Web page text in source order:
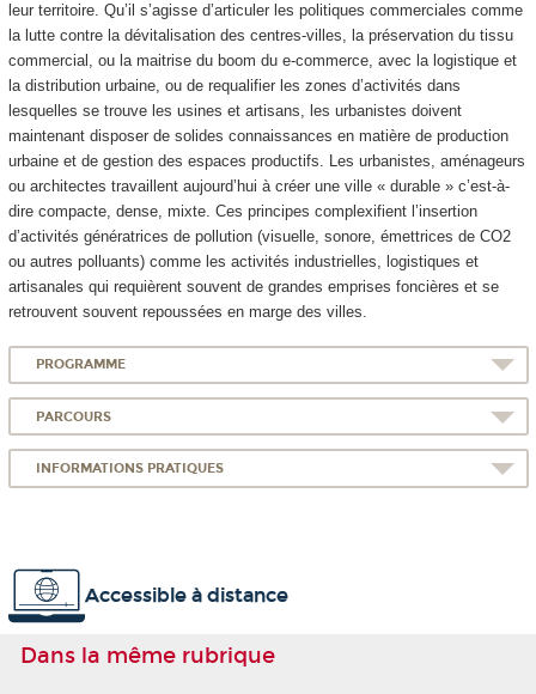
leur territoire. Qu’il s’agisse d’articuler les politiques commerciales comme
la lutte contre la dévitalisation des centres-villes, la préservation du tissu
commercial, ou la maitrise du boom du e-commerce, avec la logistique et
la distribution urbaine, ou de requalifier les zones d’activités dans
lesquelles se trouve les usines et artisans, les urbanistes doivent
maintenant disposer de solides connaissances en matière de production
urbaine et de gestion des espaces productifs. Les urbanistes, aménageurs
ou architectes travaillent aujourd’hui à créer une ville « durable » c’est-à-
dire compacte, dense, mixte. Ces principes complexifient l’insertion
d’activités génératrices de pollution (visuelle, sonore, émettrices de CO2
ou autres polluants) comme les activités industrielles, logistiques et
artisanales qui requièrent souvent de grandes emprises foncières et se
retrouvent souvent repoussées en marge des villes.
PROGRAMME
PARCOURS
INFORMATIONS PRATIQUES
Accessible à distance
Dans la même rubrique